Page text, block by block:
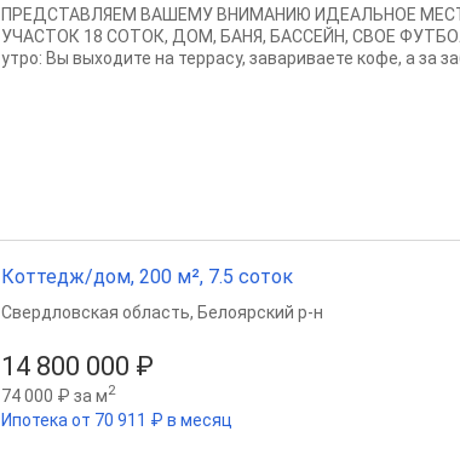
ПРЕДСТАВЛЯЕМ ВАШЕМУ ВНИМАНИЮ ИДЕАЛЬНОЕ
УЧАСТОК 18 СОТОК, ДОМ, БАНЯ, БАССЕЙН, СВОЕ
утро: Вы выходите на террасу, завариваете кофе, а за
Коттедж/дом, 200 м², 7.5 соток
14 800 000 ₽
74 000 ₽ за м2
Ипотека от 70 911 ₽ в месяц
Свердловская область, Белоярский р-н